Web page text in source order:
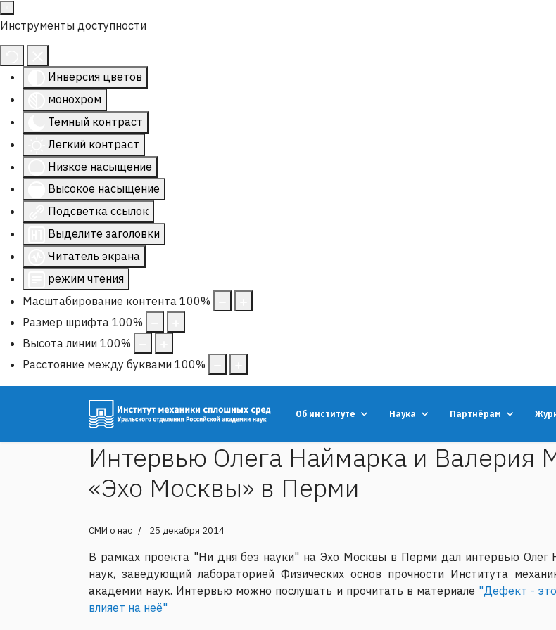
Инструменты доступности
Инверсия цветов
монохром
Темный контраст
Легкий контраст
Низкое насыщение
Высокое насыщение
Подсветка ссылок
Выделите заголовки
Читатель экрана
режим чтения
Масштабирование контента 100%
Размер шрифта 100%
Высота линии 100%
Расстояние между буквами 100%
Об институте Наука Партнёрам
Интервью Олега Наймарка и Валерия
«Эхо Москвы» в Перми
СМИ о нас 25 декабря 2014
В рамках проекта "Ни дня без науки" на Эхо Москвы в Перми дал интервью Олег
наук, заведующий лабораторией Физических основ прочности Института
академии наук. Интервью можно послушать и прочитать в материале "Дефект -
влияет на неё"